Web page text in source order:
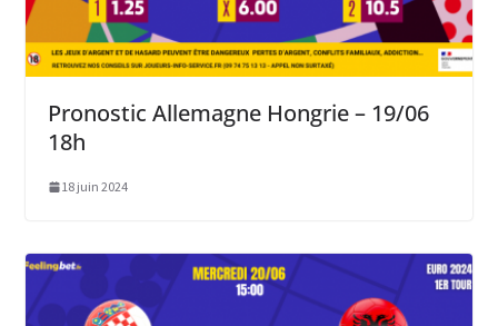
Pronostic Allemagne Hongrie – 19/06
18h
18 juin 2024